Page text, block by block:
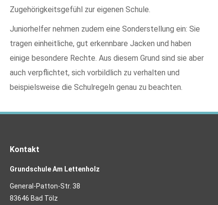
Zugehörigkeitsgefühl zur eigenen Schule.
Juniorhelfer nehmen zudem eine Sonderstellung ein: Sie
tragen einheitliche, gut erkennbare Jacken und haben
einige besondere Rechte. Aus diesem Grund sind sie aber
auch verpflichtet, sich vorbildlich zu verhalten und
beispielsweise die Schulregeln genau zu beachten.
Kontakt
Grundschule Am Lettenholz
General-Patton-Str. 38
83646 Bad Tölz